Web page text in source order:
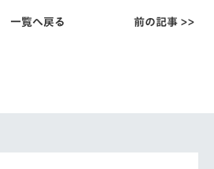
一覧へ戻る 前の記事 >>